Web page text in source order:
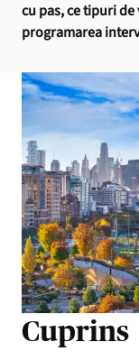
cu pas, ce tipuri
programarea
Cuprins